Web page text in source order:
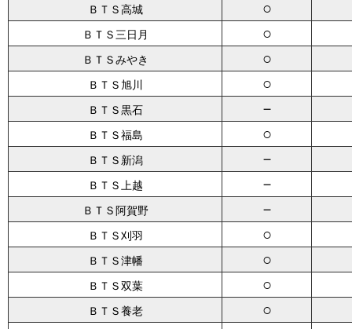
ＢＴＳ高城 ○
ＢＴＳ三日月 ○
ＢＴＳみやき ○
ＢＴＳ旭川 ○
ＢＴＳ黒石 －
ＢＴＳ福島 ○
ＢＴＳ新潟 －
ＢＴＳ上越 －
ＢＴＳ阿賀野 －
ＢＴＳ刈羽 ○
ＢＴＳ津幡 ○
ＢＴＳ双葉 ○
ＢＴＳ養老 ○